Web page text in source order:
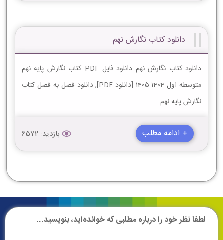
دانلود کتاب نگارش نهم
دانلود کتاب نگارش نهم دانلود فایل PDF کتاب نگارش پایه نهم
متوسطه اول 1404-1405 [دانلود PDF], دانلود فصل به فصل کتاب
نگارش پایه نهم
+ ادامه مطلب بازدید: 6572
لطفا نظر خود را درباره مطلبی که خوانده‌اید، بنویسید...